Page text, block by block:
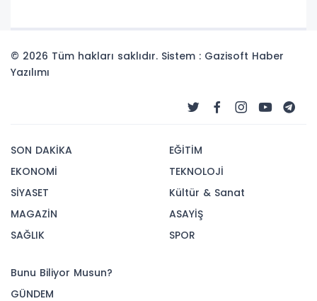
© 2026 Tüm hakları saklıdır. Sistem : Gazisoft Haber
Yazılımı
SON DAKİKA
EKONOMİ
SİYASET
MAGAZİN
SAĞLIK
EĞİTİM
TEKNOLOJİ
Kültür & Sanat
ASAYİŞ
SPOR
Bunu Biliyor Musun?
GÜNDEM